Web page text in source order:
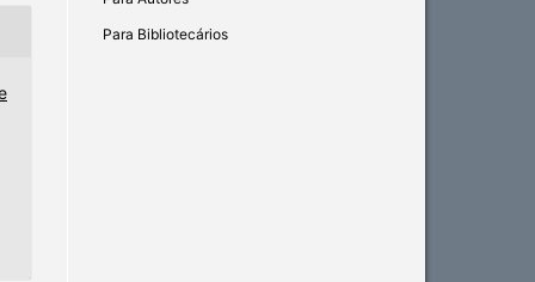
Para Bibliotecários